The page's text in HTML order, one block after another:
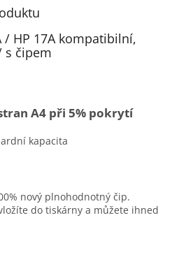
/ HP 17A kompatibilní,
s čipem
A4 při 5% pokrytí
kapacita
nový plnohodnotný čip.
do tiskárny a můžete ihned